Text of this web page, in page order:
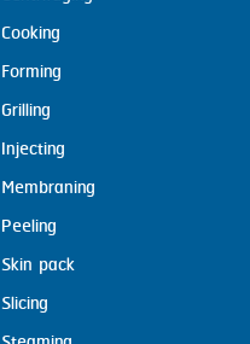
Cooking
Forming
Grilling
Injecting
Membraning
Peeling
Skin pack
Slicing